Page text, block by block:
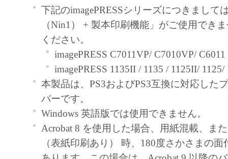
す。）との間の契約書です。
お客様は、『同意』を示す下記のボタンを
点、または「本ソフトウェア」のインスト
をもって、本契約書に同意したことになり
お客様が本契約書に同意できない場合、「
ア」を使用することはできません。
１．許諾
(1) キヤノンは、お客様が「キヤノン製品
のために、「キヤノン製品」に直接または
通じ接続される複数のコンピューター（以
と言います。）において、「本ソフトウェ
下記のimagePRESSシリーズにつきまして
（Nin1） + 製本印刷機能」がご使用でき
ください。
imagePRESS C7011VP/ C7010VP/
imagePRESS 1135II / 1135 / 1125II/ 1125/
本製品は、PS3およびPS3互換に対応した
バーです。
Windows 英語版では使用できません。
Acrobat 8 を使用した場合、用紙混載、ま
（表紙印刷あり） 時、180度さかさまの